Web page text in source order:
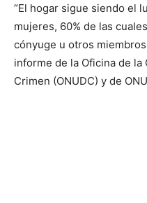
“El hogar sigue siendo el
mujeres, 60% de las
cónyuge u otros
informe de la Oficina de la
Crimen (ONUDC) y de